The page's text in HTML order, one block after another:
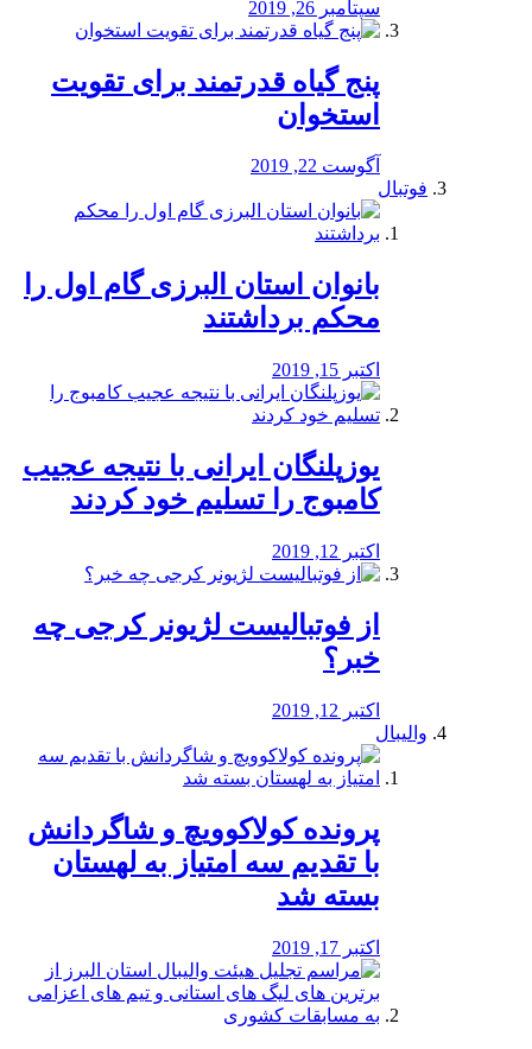
سپتامبر 26, 2019
پنج گیاه قدرتمند برای تقویت
استخوان
آگوست 22, 2019
فوتبال
بانوان استان البرزی گام اول را
محكم برداشتند
اکتبر 15, 2019
یوزپلنگان ایرانی با نتیجه عجیب
کامبوج را تسلیم خود کردند
اکتبر 12, 2019
از فوتبالیست لژیونر کرجی چه
خبر؟
اکتبر 12, 2019
والیبال
پرونده کولاکوویچ و شاگردانش
با تقدیم سه امتیاز به لهستان
بسته شد
اکتبر 17, 2019